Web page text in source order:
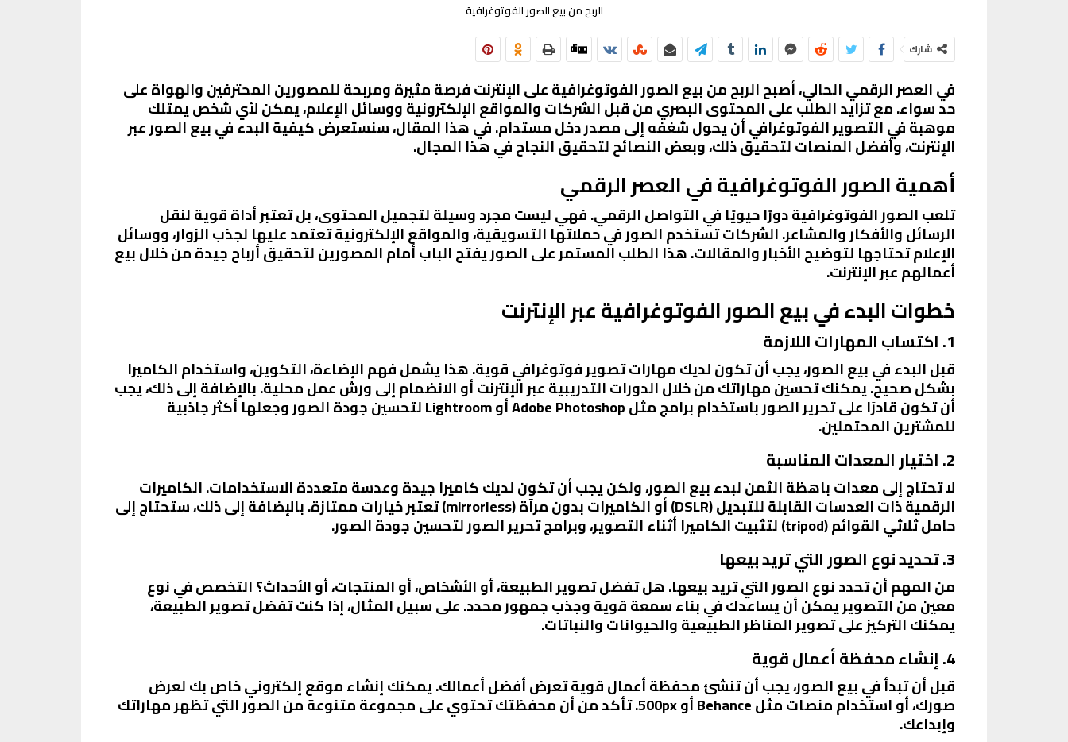
الربح من بيع الصور الفوتوغرافية
شارك
في العصر الرقمي الحالي، أصبح الربح من بيع الصور الفوتوغرافية على الإنترنت فرصة مثيرة ومربحة للمصورين المحترفين والهواة على
حد سواء. مع تزايد الطلب على المحتوى البصري من قبل الشركات والمواقع الإلكترونية ووسائل الإعلام، يمكن لأي شخص يمتلك
موهبة في التصوير الفوتوغرافي أن يحول شغفه إلى مصدر دخل مستدام. في هذا المقال، سنستعرض كيفية البدء في بيع الصور عبر
الإنترنت، وأفضل المنصات لتحقيق ذلك، وبعض النصائح لتحقيق النجاح في هذا المجال.
أهمية الصور الفوتوغرافية في العصر الرقمي
تلعب الصور الفوتوغرافية دورًا حيويًا في التواصل الرقمي. فهي ليست مجرد وسيلة لتجميل المحتوى، بل تعتبر أداة قوية لنقل
الرسائل والأفكار والمشاعر. الشركات تستخدم الصور في حملاتها التسويقية، والمواقع الإلكترونية تعتمد عليها لجذب الزوار، ووسائل
الإعلام تحتاجها لتوضيح الأخبار والمقالات. هذا الطلب المستمر على الصور يفتح الباب أمام المصورين لتحقيق أرباح جيدة من خلال بيع
أعمالهم عبر الإنترنت.
خطوات البدء في بيع الصور الفوتوغرافية عبر الإنترنت
1. اكتساب المهارات اللازمة
قبل البدء في بيع الصور، يجب أن تكون لديك مهارات تصوير فوتوغرافي قوية. هذا يشمل فهم الإضاءة، التكوين، واستخدام الكاميرا
بشكل صحيح. يمكنك تحسين مهاراتك من خلال الدورات التدريبية عبر الإنترنت أو الانضمام إلى ورش عمل محلية. بالإضافة إلى ذلك، يجب
أن تكون قادرًا على تحرير الصور باستخدام برامج مثل Adobe Photoshop أو Lightroom لتحسين جودة الصور وجعلها أكثر جاذبية
للمشترين المحتملين.
2. اختيار المعدات المناسبة
لا تحتاج إلى معدات باهظة الثمن لبدء بيع الصور، ولكن يجب أن تكون لديك كاميرا جيدة وعدسة متعددة الاستخدامات. الكاميرات
الرقمية ذات العدسات القابلة للتبديل (DSLR) أو الكاميرات بدون مرآة (mirrorless) تعتبر خيارات ممتازة. بالإضافة إلى ذلك، ستحتاج إلى
حامل ثلاثي القوائم (tripod) لتثبيت الكاميرا أثناء التصوير، وبرامج تحرير الصور لتحسين جودة الصور.
3. تحديد نوع الصور التي تريد بيعها
من المهم أن تحدد نوع الصور التي تريد بيعها. هل تفضل تصوير الطبيعة، أو الأشخاص، أو المنتجات، أو الأحداث؟ التخصص في نوع
معين من التصوير يمكن أن يساعدك في بناء سمعة قوية وجذب جمهور محدد. على سبيل المثال، إذا كنت تفضل تصوير الطبيعة،
يمكنك التركيز على تصوير المناظر الطبيعية والحيوانات والنباتات.
4. إنشاء محفظة أعمال قوية
قبل أن تبدأ في بيع الصور، يجب أن تنشئ محفظة أعمال قوية تعرض أفضل أعمالك. يمكنك إنشاء موقع إلكتروني خاص بك لعرض
صورك، أو استخدام منصات مثل Behance أو 500px. تأكد من أن محفظتك تحتوي على مجموعة متنوعة من الصور التي تظهر مهاراتك
وإبداعك.